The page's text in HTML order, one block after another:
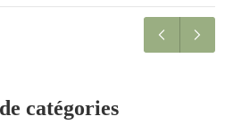
catégories